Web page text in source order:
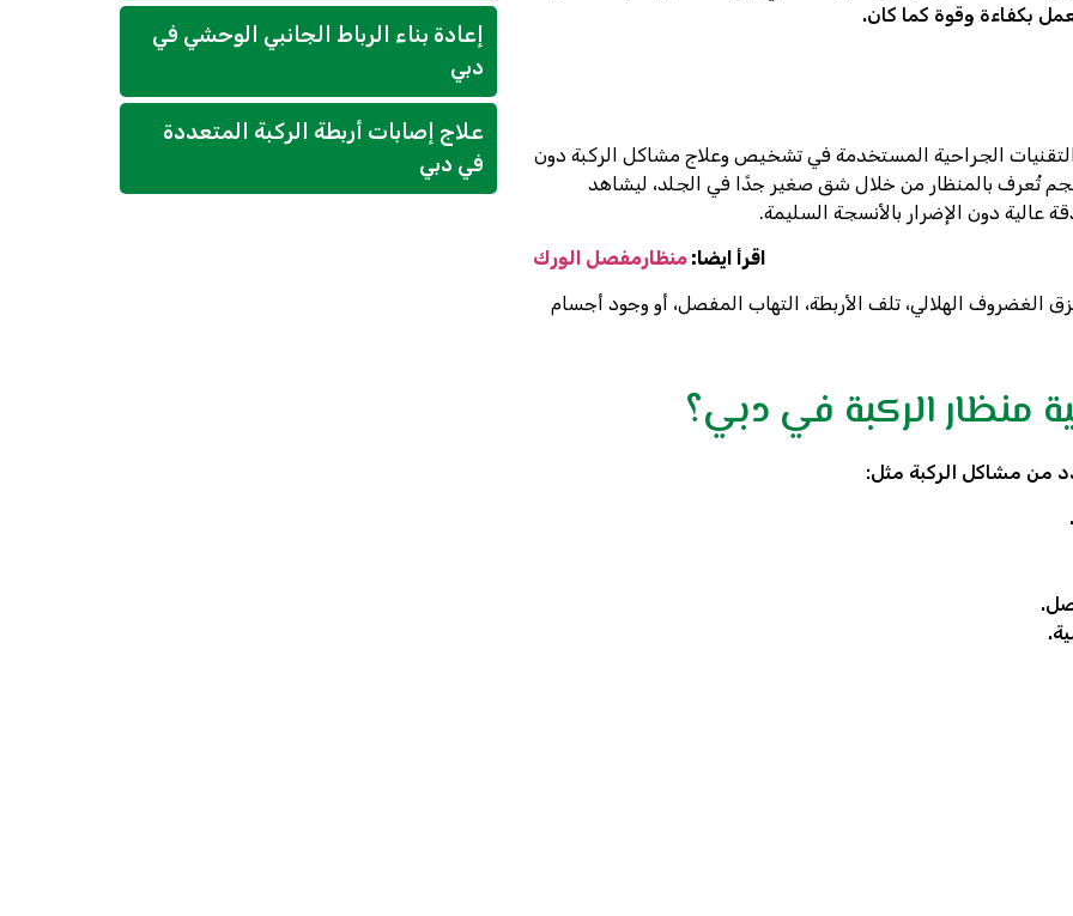
إعادة بناء الرباط الجانبي الوحشي في
دبي
علاج إصابات أربطة الركبة المتعددة
في دبي
بكفاءة وقوة كما كان.
الجراحية المستخدمة في تشخيص وعلاج مشاكل الركبة دون
تُعرف بالمنظار من خلال شق صغير جدًا في الجلد، ليشاهد
عالية دون الإضرار بالأنسجة السليمة.
اقرأ ايضا: منظارمفصل الورك
الغضروف الهلالي، تلف الأربطة، التهاب المفصل، أو وجود أجسام
منظار الركبة في دبي؟
من مشاكل الركبة مثل:
.